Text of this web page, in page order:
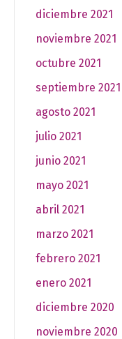
diciembre 2021
noviembre 2021
octubre 2021
septiembre 2021
agosto 2021
julio 2021
junio 2021
mayo 2021
abril 2021
marzo 2021
febrero 2021
enero 2021
diciembre 2020
noviembre 2020